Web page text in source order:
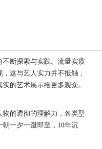
断探索与实践。流量实质
这与艺人实力并不抵触，
的艺术展示给更多观众。
的透彻的理解力，各类型
一夕一蹴即至，10年沉